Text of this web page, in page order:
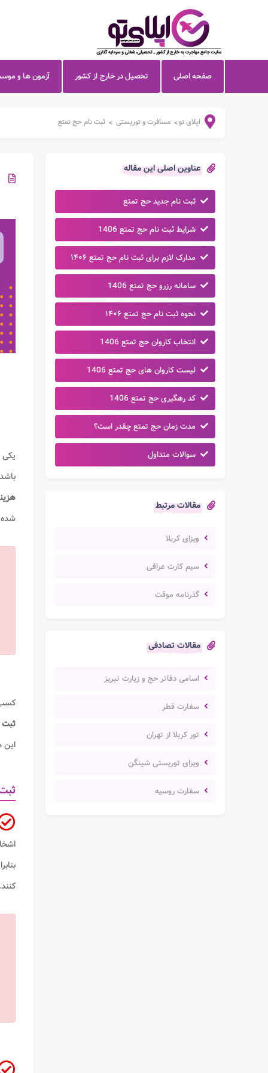
صفحه اصلی تحصیل در خارج از کشور آزمون ها و
اپلای تو> مسافرت و توریستی > ثبت نام حج تمتع
عناوین اصلی این مقاله
ثبت نام جدید حج تمتع
شرایط ثبت نام حج تمتع 1406
مدارک لازم برای ثبت نام حج تمتع ۱۴۰۶
سامانه رزرو حج تمتع 1406
نحوه ثبت نام حج تمتع ۱۴۰۶
انتخاب کاروان حج تمتع 1406
لیست کاروان های حج تمتع 1406
کد رهگیری حج تمتع 1406
مدت زمان حج تمتع چقدر است؟
سوالات متداول
مقالات مرتبط
ویزای کربلا
سیم کارت عراقی
گذرنامه موقت
مقالات تصادفی
اسامی دفاتر حج و زیارت تبریز
سفارت قطر
تور کربلا از تهران
ویزای توریستی شینگن
سفارت روسیه
ثبت
این
کنند.